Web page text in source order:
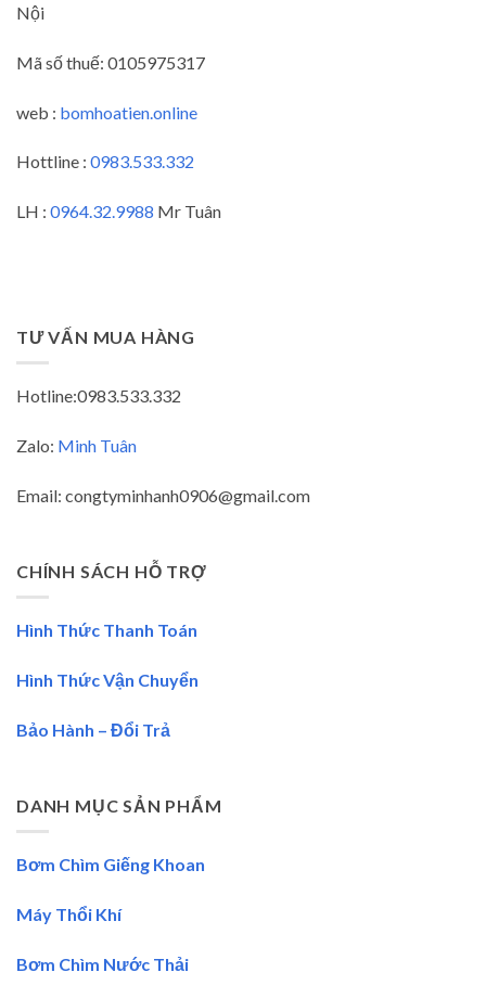
Nội
Mã số thuế: 0105975317
web : bomhoatien.online
Hottline : 0983.533.332
LH : 0964.32.9988 Mr Tuân
TƯ VẤN MUA HÀNG
Hotline:0983.533.332
Zalo: Minh Tuân
Email: congtyminhanh0906@gmail.com
CHÍNH SÁCH HỖ TRỢ
Hình Thức Thanh Toán
Hình Thức Vận Chuyển
Bảo Hành – Đổi Trả
DANH MỤC SẢN PHẨM
Bơm Chìm Giếng Khoan
Máy Thổi Khí
Bơm Chìm Nước Thải